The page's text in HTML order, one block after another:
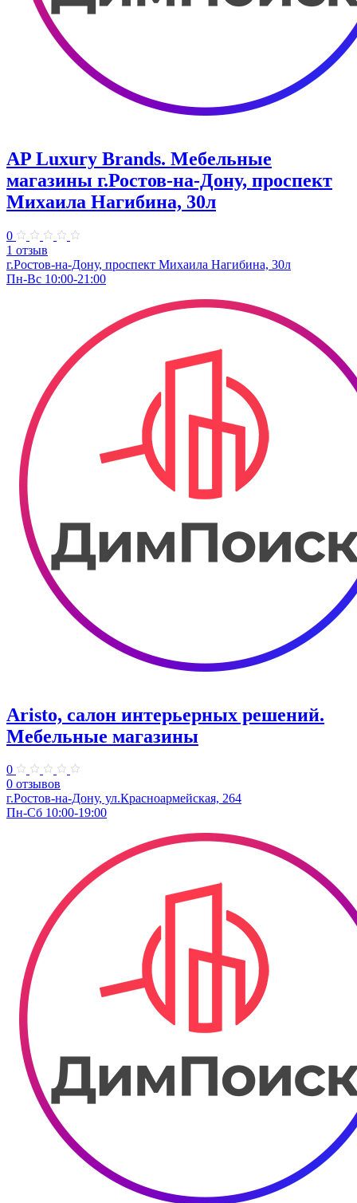
AP Luxury Brands. Мебельные
магазины г.Ростов-на-Дону, проспект
Михаила Нагибина, 30л
0
1 отзыв
г.Ростов-на-Дону, проспект Михаила Нагибина, 30л
Пн-Вс 10:00-21:00
Aristo, салон интерьерных решений.
Мебельные магазины
0
0 отзывов
г.Ростов-на-Дону, ул.Красноармейская, 264
Пн-Сб 10:00-19:00